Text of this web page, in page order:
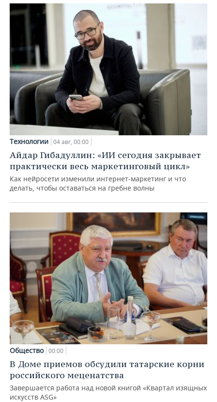
Технологии 04 авг, 00:00
Айдар Гибадуллин: «ИИ сегодня закрывает
практически весь маркетинговый цикл»
Как нейросети изменили интернет-маркетинг и что
делать, чтобы оставаться на гребне волны
Общество 00:00
В Доме приемов обсудили татарские корни
российского меценатства
Завершается работа над новой книгой «Квартал изящных
искусств ASG»